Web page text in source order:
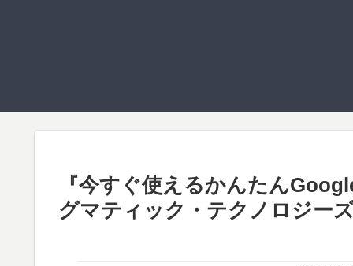
『今すぐ使えるかんたん
グマティック・テクノロジー